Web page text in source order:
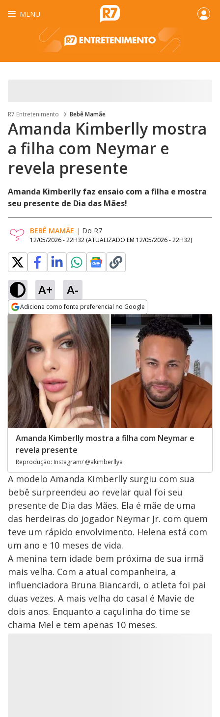
MENU
R7 Entretenimento Bebê Mamãe
Amanda Kimberlly mostra
a filha com Neymar e
revela presente
Amanda Kimberlly faz ensaio com a filha e mostra
seu presente de Dia das Mães!
BEBÊ MAMÃE | Do R7
12/05/2026 - 22H32 (ATUALIZADO EM 12/05/2026 - 22H32)
A+ A-
Adicione como fonte preferencial no Google
Opens in new window
Amanda Kimberlly mostra a filha com Neymar e
revela presente
Reprodução: Instagram/ @akimberllya
A modelo Amanda Kimberlly surgiu com sua
bebê surpreendeu ao revelar qual foi seu
presente de Dia das Mães. Ela é mãe de uma
das herdeiras do jogador Neymar Jr. com quem
teve um rápido envolvimento. Helena está com
um ano e 10 meses de vida.
A menina tem idade bem próxima de sua irmã
mais velha. Com a atual companheira, a
influenciadora Bruna Biancardi, o atleta foi pai
duas vezes. A mais velha do casal é Mavie de
dois anos. Enquanto a caçulinha do time se
chama Mel e tem apenas 10 meses.